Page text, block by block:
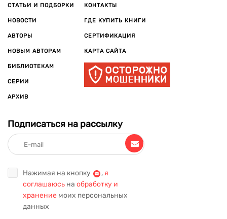
СТАТЬИ И ПОДБОРКИ
НОВОСТИ
АВТОРЫ
НОВЫМ АВТОРАМ
БИБЛИОТЕКАМ
СЕРИИ
АРХИВ
КОНТАКТЫ
ГДЕ КУПИТЬ КНИГИ
СЕРТИФИКАЦИЯ
КАРТА САЙТА
Подписаться на рассылку
Нажимая на кнопку , я
соглашаюсь на обработку и
хранение моих персональных
данных